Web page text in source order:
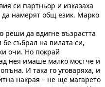
си партньор и изказаха
да намерят общ език. Марко
реши да вдигне възрастта
събрал на вилата си,
очи. Но покрай
нея имаше малко мостче и
И така го уговаряха, и
накрая – не ще магарето